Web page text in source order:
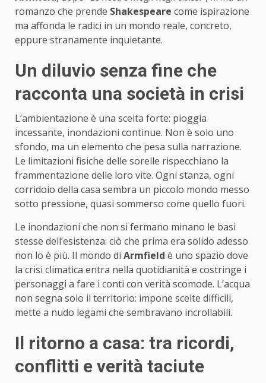
romanzo che prende Shakespeare come ispirazione
ma affonda le radici in un mondo reale, concreto,
eppure stranamente inquietante.
Un diluvio senza fine che
racconta una società in crisi
L’ambientazione è una scelta forte: pioggia
incessante, inondazioni continue. Non è solo uno
sfondo, ma un elemento che pesa sulla narrazione.
Le limitazioni fisiche delle sorelle rispecchiano la
frammentazione delle loro vite. Ogni stanza, ogni
corridoio della casa sembra un piccolo mondo messo
sotto pressione, quasi sommerso come quello fuori.
Le inondazioni che non si fermano minano le basi
stesse dell’esistenza: ciò che prima era solido adesso
non lo è più. Il mondo di Armfield è uno spazio dove
la crisi climatica entra nella quotidianità e costringe i
personaggi a fare i conti con verità scomode. L’acqua
non segna solo il territorio: impone scelte difficili,
mette a nudo legami che sembravano incrollabili.
Il ritorno a casa: tra ricordi,
conflitti e verità taciute